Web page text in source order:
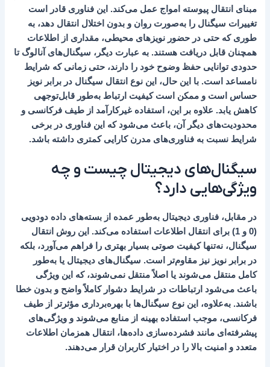
مبنای انتقال پیوسته امواج عمل می‌کند. این فناوری قادر است
تغییرات سیگنال را به‌صورت روان و بدون اختلال انتقال دهد، به
طوری که حتی در حضور نویزهای محیطی، مقداری از اطلاعات
همچنان قابل دریافت هستند. به عبارت دیگر، سیگنال‌های آنالوگ تا
حدودی توانایی حفظ وضوح خود را دارند، حتی زمانی که شرایط
نامساعد است. با این حال، این نوع انتقال سیگنال در برابر نویز
حساس است و ممکن است کیفیت ارتباط به‌طور قابل‌توجهی
کاهش یابد. علاوه بر این، استفاده غیرکارآمد از طیف فرکانسی و
محدودیت‌های دیگر آن، باعث می‌شود که این فناوری در برخی
شرایط نسبت به فناوری‌های مدرن کارایی کمتری داشته باشد.
سیگنال‌های دیجیتال چیست و چه
ویژگی‌هایی دارد؟
در مقابل، فناوری دیجیتال به‌طور عمده از بسته‌های داده دودویی
(0 و 1) برای انتقال اطلاعات استفاده می‌کند. این روش انتقال
سیگنال، نه‌تنها کیفیت صوتی بسیار بهتری را فراهم می‌آورد، بلکه
در برابر نویز نیز مقاوم‌تر است. سیگنال‌های دیجیتال یا به‌طور
کامل منتقل می‌شوند یا اصلاً منتقل نمی‌شوند، که این ویژگی
باعث می‌شود ارتباطات در شرایط دشوار کاملاً واضح و بدون خطا
باشند. به‌علاوه، این نوع سیگنال‌ها با بهره‌برداری مؤثرتر از طیف
فرکانسی، موجب استفاده بهینه از منابع می‌شوند و ویژگی‌های
پیشرفته‌ای مانند فشرده‌سازی داده‌ها، انتقال همزمان اطلاعات
متعدد و امنیت بالا را در اختیار کاربران قرار می‌دهند.